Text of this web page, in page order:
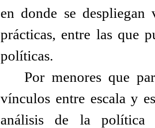
en donde se despliegan
prácticas, entre las que
políticas.
Por menores que
vínculos entre escala y
análisis de la política